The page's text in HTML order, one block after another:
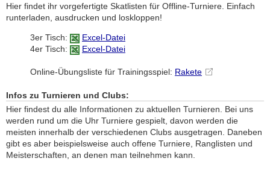
Hier findet ihr vorgefertigte Skatlisten für Offline-Turniere. Einfach
runterladen, ausdrucken und loskloppen!
3er Tisch:
Excel-Datei
4er Tisch:
Excel-Datei
Online-Übungsliste für Trainingsspiel: Rakete
Infos zu Turnieren und Clubs:
Hier findest du alle Informationen zu aktuellen Turnieren. Bei uns
werden rund um die Uhr Turniere gespielt, davon werden die
meisten innerhalb der verschiedenen Clubs ausgetragen. Daneben
gibt es aber beispielsweise auch offene Turniere, Ranglisten und
Meisterschaften, an denen man teilnehmen kann.